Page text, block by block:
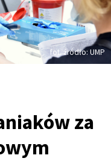
fot. źródło: UMP
za